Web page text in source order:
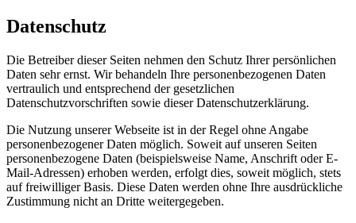
Datenschutz
Die Betreiber dieser Seiten nehmen den Schutz Ihrer persönlichen
Daten sehr ernst. Wir behandeln Ihre personenbezogenen Daten
vertraulich und entsprechend der gesetzlichen
Datenschutzvorschriften sowie dieser Datenschutzerklärung.
Die Nutzung unserer Webseite ist in der Regel ohne Angabe
personenbezogener Daten möglich. Soweit auf unseren Seiten
personenbezogene Daten (beispielsweise Name, Anschrift oder E-
Mail-Adressen) erhoben werden, erfolgt dies, soweit möglich, stets
auf freiwilliger Basis. Diese Daten werden ohne Ihre ausdrückliche
Zustimmung nicht an Dritte weitergegeben.